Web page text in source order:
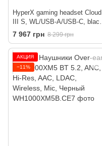
HyperX gaming headset Cloud
III S, WL/USB-A/USB-C, black-
red
7 967 грн 8 299 грн
АКЦИЯ
−11%